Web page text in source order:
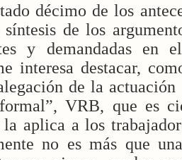
décimo de los
síntesis de los
y demandadas
interesa destacar,
de la actuación
VRB, que es
aplica a los
no es más que